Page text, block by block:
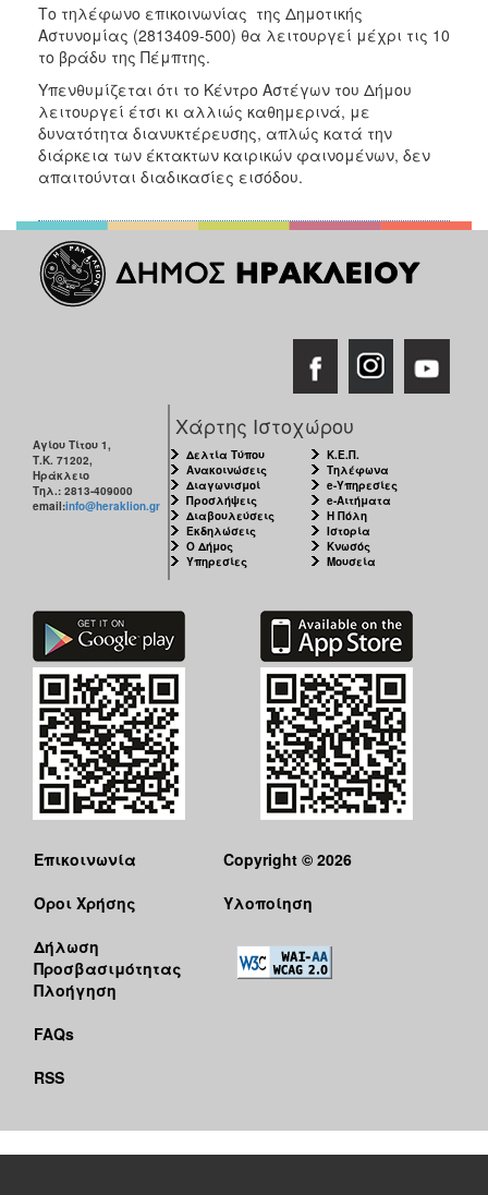
ΔΗΜΟΤΗΣ
ΕΠΙΣΚΕΠΤΗΣ
ΗΡΑΚΛΕΙΟ
Το τηλέφωνο επικοινωνίας της Δημοτικής
Αστυνομίας (2813409-500) θα λειτουργεί μέχρι τις 10
το βράδυ της Πέμπτης.
Υπενθυμίζεται ότι το Κέντρο Αστέγων του Δήμου
λειτουργεί έτσι κι αλλιώς καθημερινά, με
δυνατότητα διανυκτέρευσης, απλώς κατά την
διάρκεια των έκτακτων καιρικών φαινομένων, δεν
απαιτούνται διαδικασίες εισόδου.
Αγίου Τίτου 1,
Τ.Κ. 71202,
Ηράκλειο
Τηλ.: 2813-409000
email:info@heraklion.gr
Χάρτης Ιστοχώρου
Δελτία Τύπου
Ανακοινώσεις
Διαγωνισμοί
Προσλήψεις
Διαβουλεύσεις
Εκδηλώσεις
Ο Δήμος
Υπηρεσίες
Κ.Ε.Π.
Τηλέφωνα
e-Υπηρεσίες
e-Αιτήματα
Η Πόλη
Ιστορία
Κνωσός
Μουσεία
Επικοινωνία
Όροι Χρήσης
Δήλωση
Προσβασιμότητας
Πλοήγηση
FAQs
RSS
Copyright © 2026
Υλοποίηση